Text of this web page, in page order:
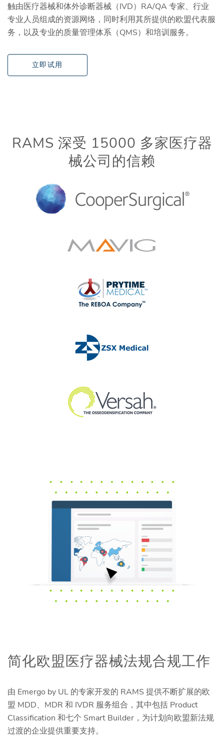
触由医疗器械和体外诊断器械（IVD）RA/QA 专家、行业
专业人员组成的资源网络，同时利用其所提供的欧盟代表服
务，以及专业的质量管理体系（QMS）和培训服务。
立即试用
RAMS 深受 15000 多家医疗器
械公司的信赖
简化欧盟医疗器械法规合规工作
由 Emergo by UL 的专家开发的 RAMS 提供不断扩展的欧
盟 MDD、MDR 和 IVDR 服务组合，其中包括 Product
Classification 和七个 Smart Builder，为计划向欧盟新法规
过渡的企业提供重要支持。